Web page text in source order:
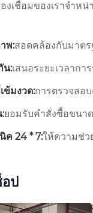
องเชื่อมของเราจำห
พ:สอดคล้องกับมาต
น:เสนอระยะเวลาก
มงวด:การตรวจสอ
ยอมรับคำสั่งซื้อขนา
ค 24 * 7:ให้ความช่ว
ป